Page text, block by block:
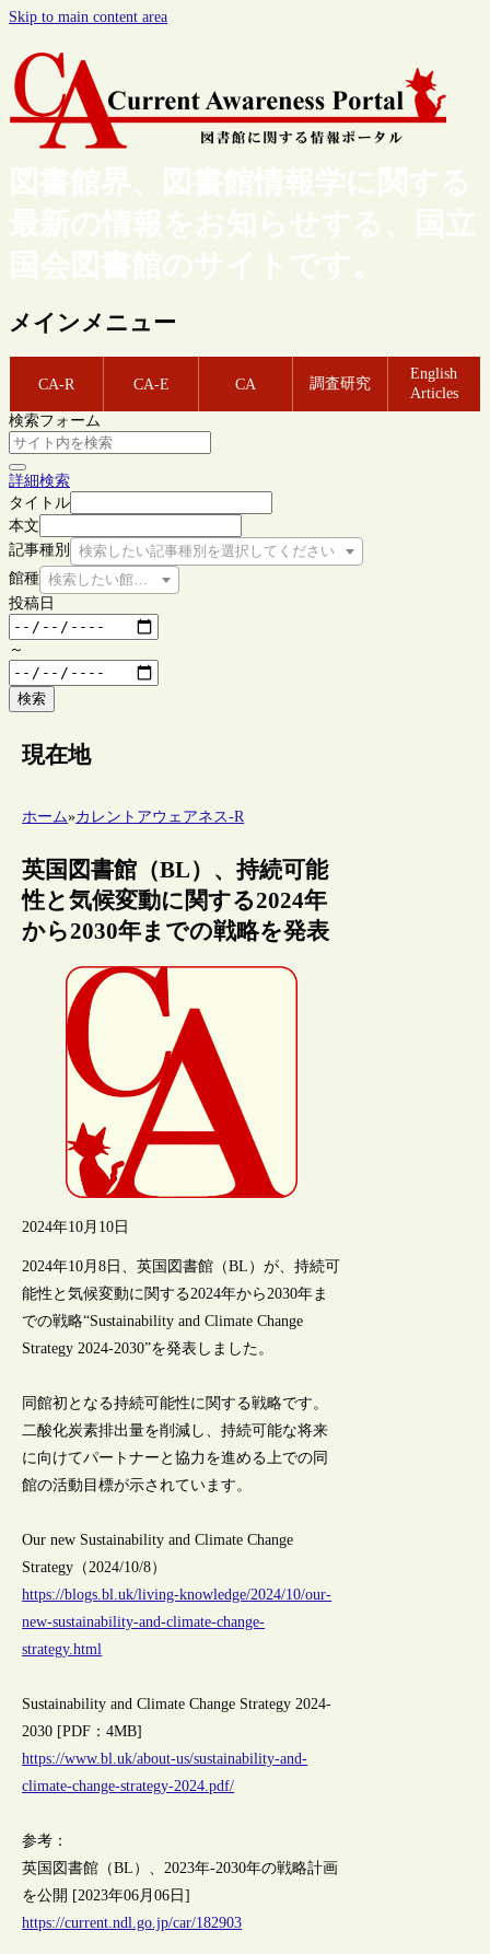
Skip to main content area
図書館界、図書館情報学に関する
最新の情報をお知らせする、国立
国会図書館のサイトです。
メインメニュー
CA-R CA-E CA 調査研究
English
Articles
検索フォーム
詳細検索
タイトル
本文
記事種別
検索したい記事種別を選択してください
館種 検索したい館種を選択してください
投稿日
～
検索
現在地
ホーム»カレントアウェアネス-R
英国図書館（BL）、持続可能
性と気候変動に関する2024年
から2030年までの戦略を発表
2024年10月10日
2024年10月8日、英国図書館（BL）が、持続可
能性と気候変動に関する2024年から2030年ま
での戦略“Sustainability and Climate Change
Strategy 2024-2030”を発表しました。
同館初となる持続可能性に関する戦略です。
二酸化炭素排出量を削減し、持続可能な将来
に向けてパートナーと協力を進める上での同
館の活動目標が示されています。
Our new Sustainability and Climate Change
Strategy（2024/10/8）
https://blogs.bl.uk/living-knowledge/2024/10/our-
new-sustainability-and-climate-change-
strategy.html
Sustainability and Climate Change Strategy 2024-
2030 [PDF：4MB]
https://www.bl.uk/about-us/sustainability-and-
climate-change-strategy-2024.pdf/
参考：
英国図書館（BL）、2023年-2030年の戦略計画
を公開 [2023年06月06日]
https://current.ndl.go.jp/car/182903